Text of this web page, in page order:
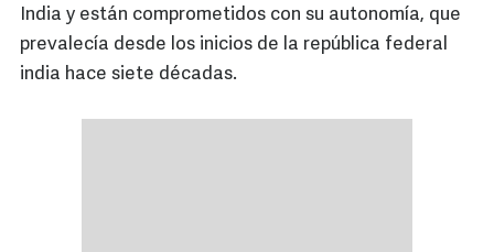
India y están comprometidos con su autonomía, que
prevalecía desde los inicios de la república federal
india hace siete décadas.